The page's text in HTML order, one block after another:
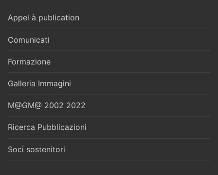
Appel à publication
Comunicati
Formazione
Galleria Immagini
M@GM@ 2002 2022
Ricerca Pubblicazioni
Soci sostenitori